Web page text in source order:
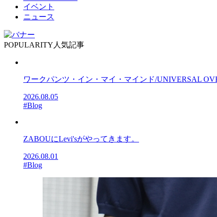
イベント
ニュース
POPULARITY 人気記事
ワークパンツ・イン・マイ・マインド/UNIVERSAL
2026.08.05
#Blog
ZABOUにLevi'sがやってきます。
2026.08.01
#Blog